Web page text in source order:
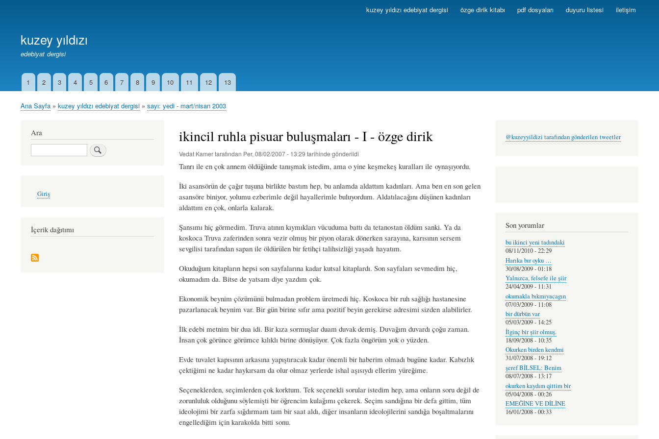
kuzey yıldızı edebiyat dergisi özge dirik kitabı pdf dosyaları duyuru listesi iletişim
kuzey yıldızı
edebiyat dergisi
İkincil1 2 3 4 5 6 7 8 9 10 11 12 13
Sayfa
Ana Sayfa kuzey yıldızı edebiyat dergisi sayı: yedi - mart/nisan 2003
ikincil ruhla pisuar buluşmaları - I - özge dirik
Vedat Kamertarafından Per, 08/02/2007 - 13:29 tarihinde gönderildi
Tanrı ile en çok annem öldüğünde tanışmak istedim, ama o yine keşmekeş kuralları ile oynaşıyordu.
İki asansörün de çağır tuşuna birlikte bastım hep, bu anlamda aldattım kadınları. Ama ben en son gelen
asansöre biniyor, yolumu ezberimle değil hayallerimle buluyordum. Aldatılacağını düşünen kadınları
aldattım en çok, onlarla kalarak.
Şansımı hiç görmedim. Truva atının kıymıkları vücuduma battı da tetanostan öldüm sanki. Ya da
koskoca Truva zaferinden sonra vezir olmuş bir piyon olarak dönerken sarayına, karısının sersem
sevgilisi tarafından sapan ile öldürülen bir fetihçi talihsizliği yaşadı hayatım.
Okuduğum kitapların hepsi son sayfalarına kadar kutsal kitaplardı. Son sayfaları sevmedim hiç,
okumadım da. Bitse de yatsam diye yazdım çok.
Ekonomik beynim çözümünü bulmadan problem üretmedi hiç. Koskoca bir ruh sağlığı hastanesine
pazarlanacak beynim var. Bir gün birine sıfır ama pozitif beyin gerekirse adresimi sizden alabilirler.
İlk edebi metnim bir dua idi. Bir kıza sormuşlar duam duvak demiş. Duvağım duvardı çoğu zaman.
İnsan çok görünce görümce kılıklı birine dönüşüyor. Çok fazla öngörüm yok o yüzden.
Evde tuvalet kapısının arkasına yapıştıracak kadar önemli bir haberim olmadı bugüne kadar. Kabızlık
çektiğimi ne kadar haykırsam da olur olmaz yerlerde ishal aşısıydı ellerim yüreğime.
Seçeneklerden, seçimlerden çok korktum. Tek seçenekli sorular istedim hep, ama onların soru değil de
zorunluluk olduğunu söylemişti bir öğrencim kulağımı çekerek. Seçim sandığına bir defa gittim, tüm
ideolojimi bir zarfa sığdırmam tam bir saat aldı, diğer insanların ideolojilerini sandığa boşaltmalarını
engellediğim için karakolda bitti sonu.
Ara
Ara
account
Giriş
İçerik dağıtımı
@kuzeyyildizi tarafından gönderilen tweetler
Son yorumlar
bu ikinci yeni tadındaki
08/11/2010 - 22:29
Harıka bır oyku …
30/08/2009 - 01:18
Yalnızca, felsefe ile şiir
24/04/2009 - 11:31
okumakla bıkmıyacagın
07/03/2009 - 11:08
bir dürbün var
05/03/2009 - 14:25
İlginç bir şiir olmuş.
18/09/2008 - 10:35
Okurken birden kendmi
31/07/2008 - 19:12
şeref BİLSEL: Benim
08/07/2008 - 13:17
okurken kaydım qittim bir
05/04/2008 - 00:26
EMEĞİNE VE DİLİNE
16/01/2008 - 00:33